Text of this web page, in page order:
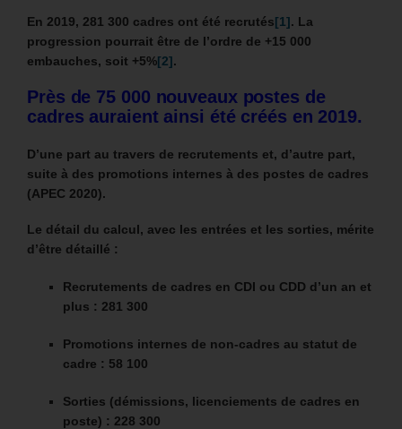
En 2019, 281 300 cadres ont été recrutés[1]. La
progression pourrait être de l’ordre de +15 000
embauches, soit +5%[2].
Près de 75 000 nouveaux postes de
cadres auraient ainsi été créés en 2019.
D’une part au travers de recrutements et, d’autre part,
suite à des promotions internes à des postes de cadres
(APEC 2020).
Le détail du calcul, avec les entrées et les sorties, mérite
d’être détaillé :
Recrutements de cadres en CDI ou CDD d’un an et
plus : 281 300
Promotions internes de non-cadres au statut de
cadre : 58 100
Sorties (démissions, licenciements de cadres en
poste) : 228 300